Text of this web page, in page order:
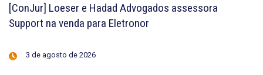
[ConJur] Loeser e Hadad Advogados assessora
Support na venda para Eletronor
3 de agosto de 2026